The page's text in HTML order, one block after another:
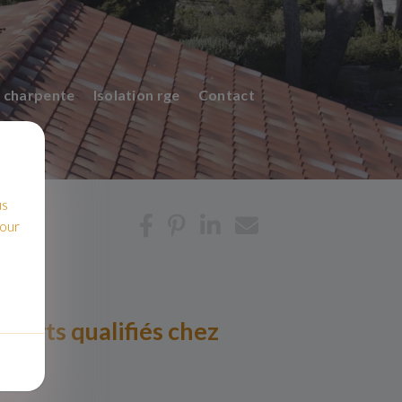
Isolation rge Contact
qualifiés chez